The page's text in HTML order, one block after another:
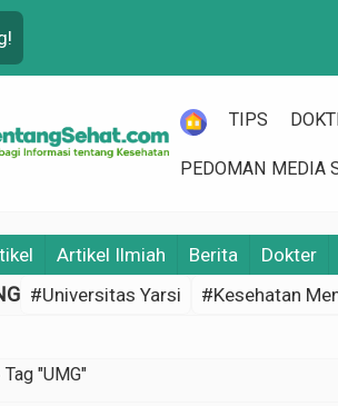
HOME
TIPS
PEDOMAN MEDIA
Artikel Ilmiah Berita Dokter
#Universitas Yarsi #Kesehatan
Tag "UMG"